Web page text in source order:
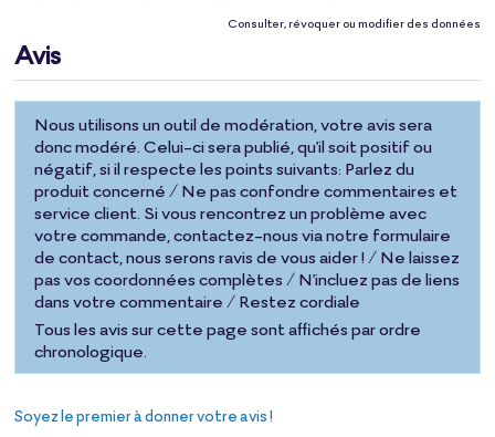
Consulter, révoquer ou modifier des données
Avis
Nous utilisons un outil de modération, votre avis sera
donc modéré. Celui-ci sera publié, qu'il soit positif ou
négatif, si il respecte les points suivants: Parlez du
produit concerné / Ne pas confondre commentaires et
service client. Si vous rencontrez un problème avec
votre commande, contactez-nous via notre formulaire
de contact, nous serons ravis de vous aider ! / Ne laissez
pas vos coordonnées complètes / N'incluez pas de liens
dans votre commentaire / Restez cordiale
Tous les avis sur cette page sont affichés par ordre
chronologique.
Soyez le premier à donner votre avis !